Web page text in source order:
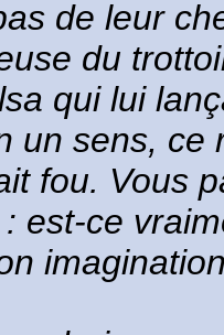
de leur
du
qui lui
un sens, ce
fou. Vous
est-ce